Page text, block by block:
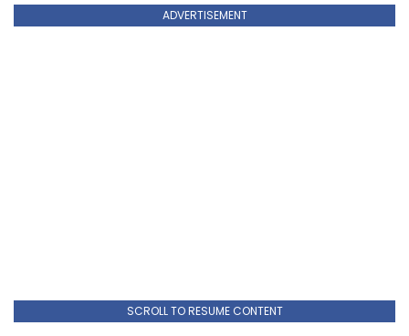
ADVERTISEMENT
SCROLL TO RESUME CONTENT